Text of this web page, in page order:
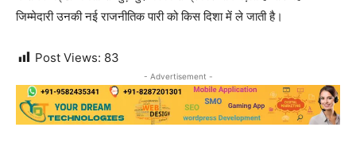
जिम्मेदारी उनकी नई राजनीतिक पारी को किस दिशा में ले जाती है।
Post Views: 83
- Advertisement -